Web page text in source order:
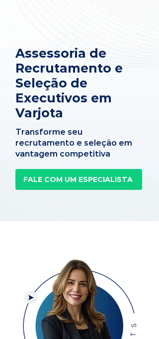
Assessoria de
Recrutamento e
Seleção de
Executivos em
Varjota
Transforme seu
recrutamento e seleção em
vantagem competitiva
FALE COM UM ESPECIALISTA